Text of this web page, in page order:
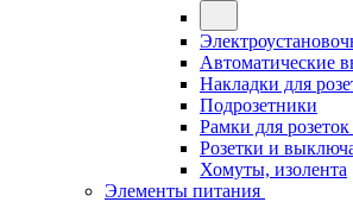
Автоматические
Накладки для
Подрозетники
Рамки для
Розетки и
Хомуты, изолента
Элементы питания